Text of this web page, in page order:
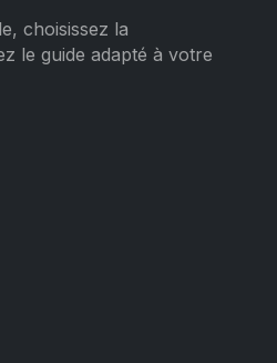
choisissez la
le guide adapté à votre